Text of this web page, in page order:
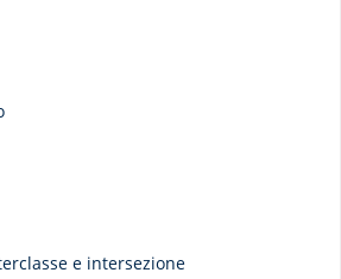
e intersezione